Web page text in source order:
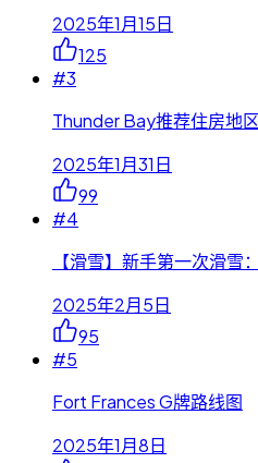
2025年1月15日
125
#3
Thunder Bay推荐住房地
2025年1月31日
99
#4
【滑雪】新手第一次滑雪
2025年2月5日
95
#5
Fort Frances G牌路线图
2025年1月8日